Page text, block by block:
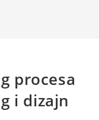
procesa
i dizajn